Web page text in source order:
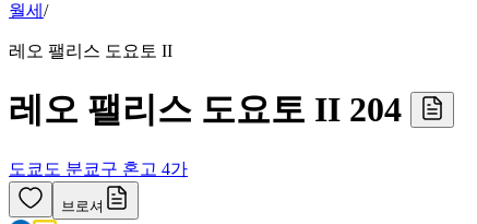
월세 /
레오 팰리스 도요토 II
레오 팰리스 도요토 II 204
도쿄도 분쿄구 혼고 4가
브로셔